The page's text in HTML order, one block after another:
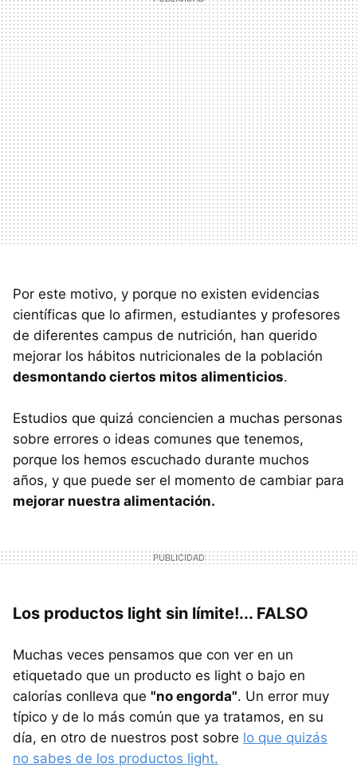
Por este motivo, y porque no existen evidencias
científicas que lo afirmen, estudiantes y profesores
de diferentes campus de nutrición, han querido
mejorar los hábitos nutricionales de la población
desmontando ciertos mitos alimenticios.
Estudios que quizá conciencien a muchas personas
sobre errores o ideas comunes que tenemos,
porque los hemos escuchado durante muchos
años, y que puede ser el momento de cambiar para
mejorar nuestra alimentación.
Los productos light sin límite!... FALSO
Muchas veces pensamos que con ver en un
etiquetado que un producto es light o bajo en
calorías conlleva que "no engorda". Un error muy
típico y de lo más común que ya tratamos, en su
día, en otro de nuestros post sobre lo que quizás
no sabes de los productos light.